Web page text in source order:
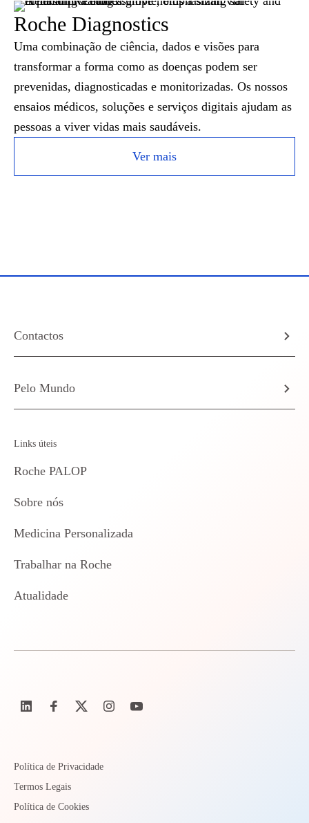
Roche Diagnostics
Uma combinação de ciência, dados e visões para
transformar a forma como as doenças podem ser
prevenidas, diagnosticadas e monitorizadas. Os nossos
ensaios médicos, soluções e serviços digitais ajudam as
pessoas a viver vidas mais saudáveis.
Ver mais
Contactos
Pelo Mundo
Links úteis
Roche PALOP
Sobre nós
Medicina Personalizada
Trabalhar na Roche
Atualidade
Política de Privacidade
Termos Legais
Política de Cookies